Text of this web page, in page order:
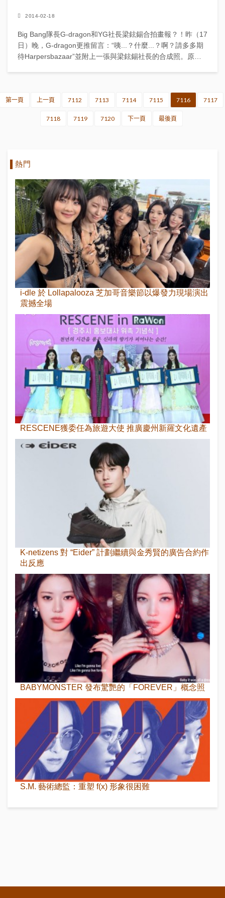
2014-02-18
Big Bang隊長G-dragon和YG社長梁鉉錫合拍畫報？！昨（17
日）晚，G-dragon更推留言：“咦...？什麼...？啊？請多多期
待Harpersbazaar”並附上一張與梁鉉錫社長的合成照。原版
第一頁 上一頁 7112 7113 7114 7115 7116 7117
7118 7119 7120 下一頁 最後頁
熱門
i-dle 於 Lollapalooza 芝加哥音樂節以爆發力現場演出
震撼全場
RESCENE獲委任為旅遊大使 推廣慶州新羅文化遺產
K-netizens 對 “Eider” 計劃繼續與金秀賢的廣告合約作
出反應
BABYMONSTER 發布驚艷的「FOREVER」概念照
S.M. 藝術總監：重塑 f(x) 形象很困難